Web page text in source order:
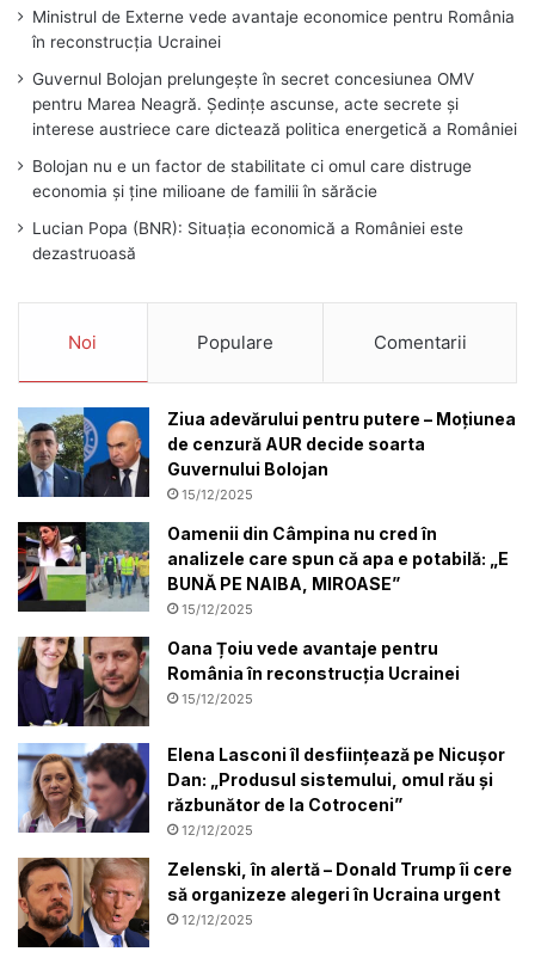
Ministrul de Externe vede avantaje economice pentru România
în reconstrucția Ucrainei
Guvernul Bolojan prelungește în secret concesiunea OMV
pentru Marea Neagră. Ședințe ascunse, acte secrete și
interese austriece care dictează politica energetică a României
Bolojan nu e un factor de stabilitate ci omul care distruge
economia și ține milioane de familii în sărăcie
Lucian Popa (BNR): Situația economică a României este
dezastruoasă
Noi Populare Comentarii
Ziua adevărului pentru putere – Moțiunea
de cenzură AUR decide soarta
Guvernului Bolojan
15/12/2025
Oamenii din Câmpina nu cred în
analizele care spun că apa e potabilă: „E
BUNĂ PE NAIBA, MIROASE”
15/12/2025
Oana Țoiu vede avantaje pentru
România în reconstrucția Ucrainei
15/12/2025
Elena Lasconi îl desființează pe Nicușor
Dan: „Produsul sistemului, omul rău și
răzbunător de la Cotroceni”
12/12/2025
Zelenski, în alertă – Donald Trump îi cere
să organizeze alegeri în Ucraina urgent
12/12/2025